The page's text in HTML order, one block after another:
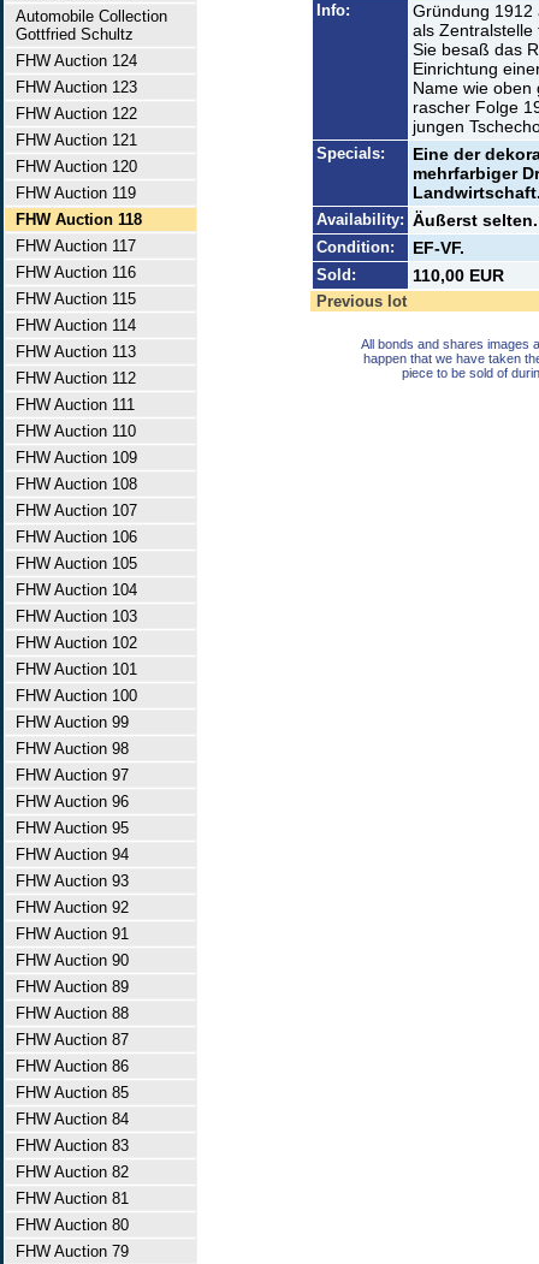
Automobile Collection
Gottfried Schultz
FHW Auction 124
FHW Auction 123
FHW Auction 122
FHW Auction 121
FHW Auction 120
FHW Auction 119
FHW Auction 118
FHW Auction 117
FHW Auction 116
FHW Auction 115
FHW Auction 114
FHW Auction 113
FHW Auction 112
FHW Auction 111
FHW Auction 110
FHW Auction 109
FHW Auction 108
FHW Auction 107
FHW Auction 106
FHW Auction 105
FHW Auction 104
FHW Auction 103
FHW Auction 102
FHW Auction 101
FHW Auction 100
FHW Auction 99
FHW Auction 98
FHW Auction 97
FHW Auction 96
FHW Auction 95
FHW Auction 94
FHW Auction 93
FHW Auction 92
FHW Auction 91
FHW Auction 90
FHW Auction 89
FHW Auction 88
FHW Auction 87
FHW Auction 86
FHW Auction 85
FHW Auction 84
FHW Auction 83
FHW Auction 82
FHW Auction 81
FHW Auction 80
FHW Auction 79
Info:
Gründung 1912
als Zentralstelle
Sie besaß das
Einrichtung
Name wie
rascher Folge
jungen
Specials:
Eine der
mehrfarbiger
Availability: Äußerst
Condition: EF-VF.
Sold: 110,00 EUR
Previous lot
All bonds and shares images
happen that we have taken
piece to be sold of